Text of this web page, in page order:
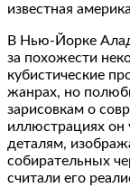
известная
В Нью-Йорке
за похожести
кубистические
жанрах, но
зарисовкам о
иллюстрациях он
деталям,
собирательных
считали его